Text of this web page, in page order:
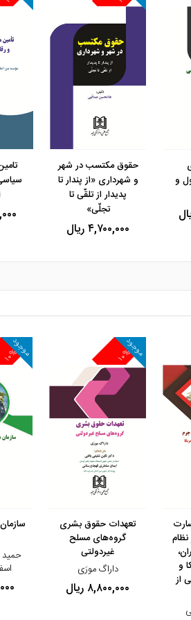
مشاهده و خرید
و
حقوق مکتسب در شهر
و شهرداری «از پندار تا
پدیدار از تلقّی تا
تجلّی»
۴,۷۰۰,۰۰۰ ریال
مشاهده و خرید
و
از
۱۰%
موجود
تعهدات حقوق بشری
گروه‌های مسلح
غیردولتی
داراگ مورَی
۸,۸۰۰,۰۰۰ ریال
۱۰%
موجود
حمید